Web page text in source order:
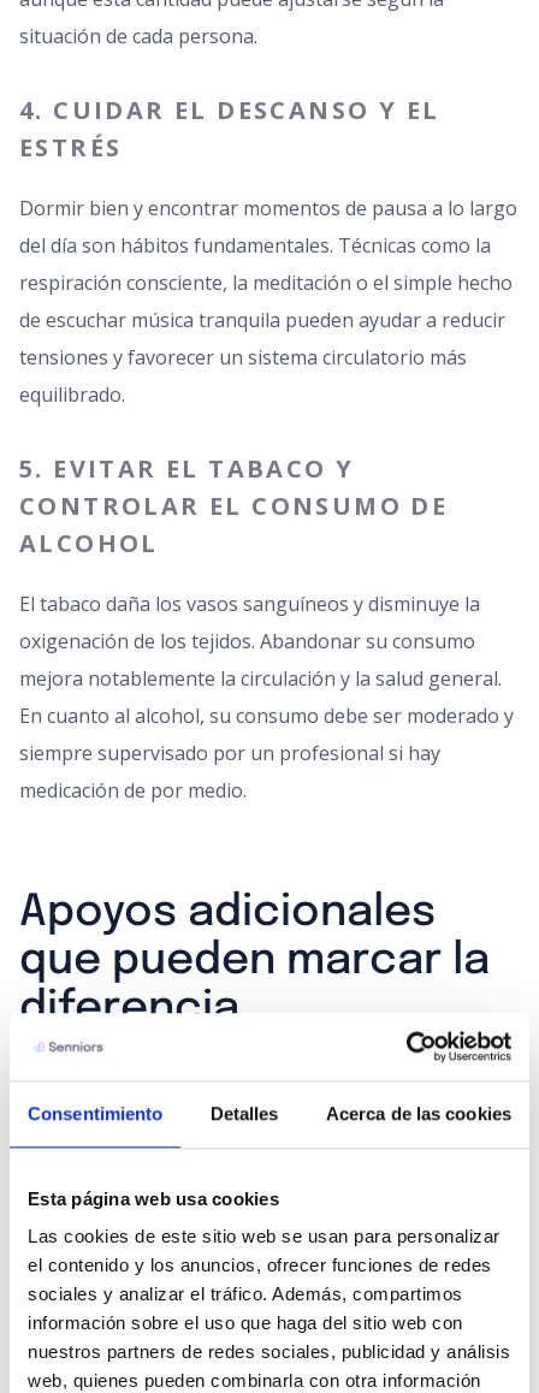
Consentimiento Detalles Acerca de las cookies
Esta página web usa cookies
Las cookies de este sitio web se usan para personalizar
el contenido y los anuncios, ofrecer funciones de redes
sociales y analizar el tráfico. Además, compartimos
información sobre el uso que haga del sitio web con
nuestros partners de redes sociales, publicidad y análisis
web, quienes pueden combinarla con otra información
situación de cada persona.
4. CUIDAR EL DESCANSO Y EL
ESTRÉS
Dormir bien y encontrar momentos de pausa a lo largo
del día son hábitos fundamentales. Técnicas como la
respiración consciente, la meditación o el simple hecho
de escuchar música tranquila pueden ayudar a reducir
tensiones y favorecer un sistema circulatorio más
equilibrado.
5. EVITAR EL TABACO Y
CONTROLAR EL CONSUMO DE
ALCOHOL
El tabaco daña los vasos sanguíneos y disminuye la
oxigenación de los tejidos. Abandonar su consumo
mejora notablemente la circulación y la salud general.
En cuanto al alcohol, su consumo debe ser moderado y
siempre supervisado por un profesional si hay
medicación de por medio.
Apoyos adicionales
que pueden marcar la
diferencia
Además de los hábitos diarios, existen otras prácticas
que pueden complementar el cuidado circulatorio:
CORPORALES
Los masajes terapéuticos ayudan a movilizar la sangre
y aliviar la tensión muscular. También pueden ser útiles
los baños de contraste (alternando agua tibia y fría en
las piernas), las medias de compresión o técnicas como